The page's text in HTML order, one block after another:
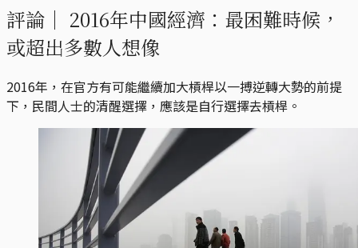
評論｜ 2016年中國經濟：最困難時候，
或超出多數人想像
2016年，在官方有可能繼續加大槓桿以一搏逆轉大勢的前提
下，民間人士的清醒選擇，應該是自行選擇去槓桿。